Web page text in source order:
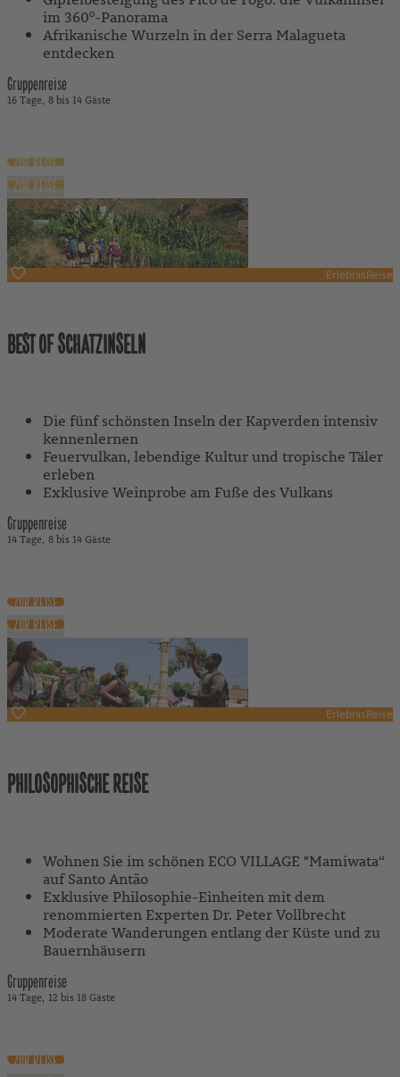
im 360º-Panorama
Afrikanische Wurzeln in der Serra Malagueta
entdecken
Gruppenreise
16 Tage 8 bis 14 Gäste
ZUR REISE
ZUR REISE
ErlebnisReise
BEST OF SCHATZINSELN
Die fünf schönsten Inseln der Kapverden intensiv
kennenlernen
Feuervulkan, lebendige Kultur und tropische Täler
erleben
Exklusive Weinprobe am Fuße des Vulkans
Gruppenreise
14 Tage 8 bis 14 Gäste
ZUR REISE
ZUR REISE
ErlebnisReise
PHILOSOPHISCHE REISE
Wohnen Sie im schönen ECO VILLAGE "Mamiwata“
auf Santo Antão
Exklusive Philosophie-Einheiten mit dem
renommierten Experten Dr. Peter Vollbrecht
Moderate Wanderungen entlang der Küste und zu
Bauernhäusern
Gruppenreise
14 Tage 12 bis 18 Gäste
ZUR REISE